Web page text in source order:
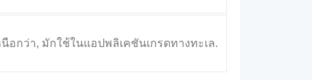
กว่า, มักใช้ในแอปพลิเคชันเกรดทางทะเล.